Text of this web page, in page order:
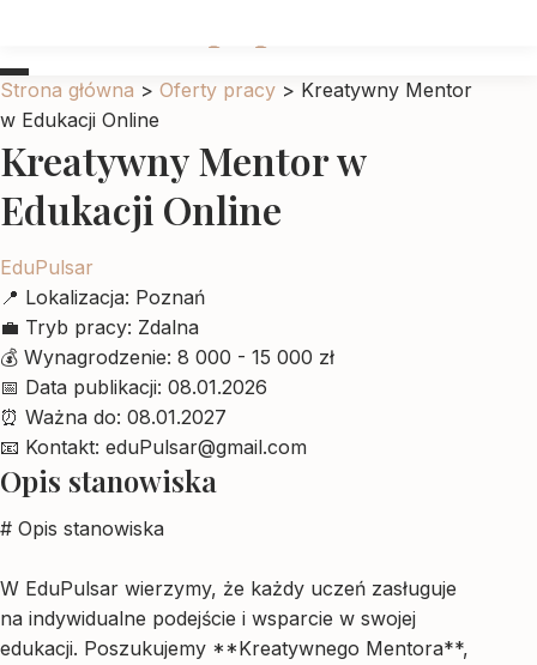
Strona główna > Oferty pracy > Kreatywny Mentor
w Edukacji Online
Kreatywny Mentor w
Edukacji Online
EduPulsar
📍 Lokalizacja: Poznań
💼 Tryb pracy: Zdalna
💰 Wynagrodzenie: 8 000 - 15 000 zł
📅 Data publikacji: 08.01.2026
⏰ Ważna do: 08.01.2027
📧 Kontakt: eduPulsar@gmail.com
Opis stanowiska
# Opis stanowiska
W EduPulsar wierzymy, że każdy uczeń zasługuje
na indywidualne podejście i wsparcie w swojej
edukacji. Poszukujemy **Kreatywnego Mentora**,